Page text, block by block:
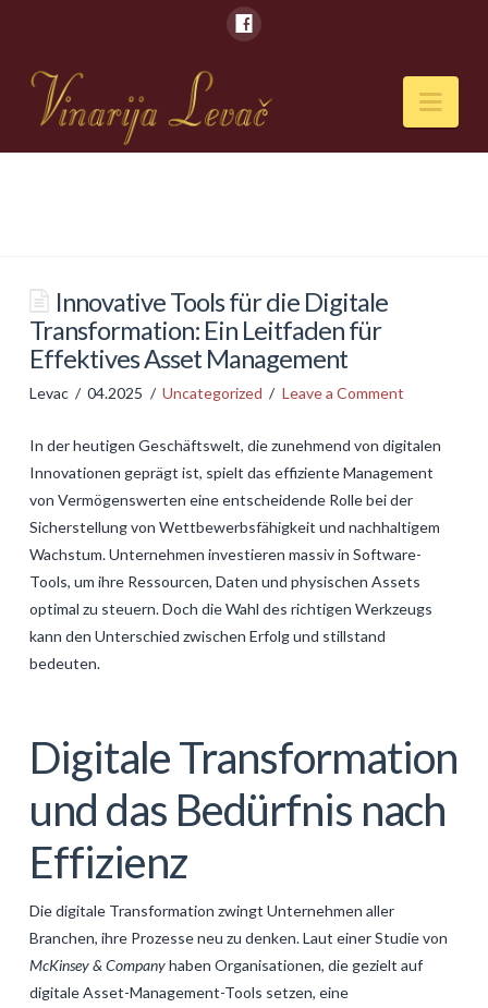
VESTI
PIĆA
GALERIJA
KONTAKT
Innovative Tools für die Digitale
Transformation: Ein Leitfaden für
Effektives Asset Management
Levac 04.2025 Uncategorized Leave a Comment
In der heutigen Geschäftswelt, die zunehmend von digitalen
Innovationen geprägt ist, spielt das effiziente Management
von Vermögenswerten eine entscheidende Rolle bei der
Sicherstellung von Wettbewerbsfähigkeit und nachhaltigem
Wachstum. Unternehmen investieren massiv in Software-
Tools, um ihre Ressourcen, Daten und physischen Assets
optimal zu steuern. Doch die Wahl des richtigen Werkzeugs
kann den Unterschied zwischen Erfolg und stillstand
bedeuten.
Digitale Transformation
und das Bedürfnis nach
Effizienz
Die digitale Transformation zwingt Unternehmen aller
Branchen, ihre Prozesse neu zu denken. Laut einer Studie von
McKinsey & Companyhaben Organisationen, die gezielt auf
digitale Asset-Management-Tools setzen, eine